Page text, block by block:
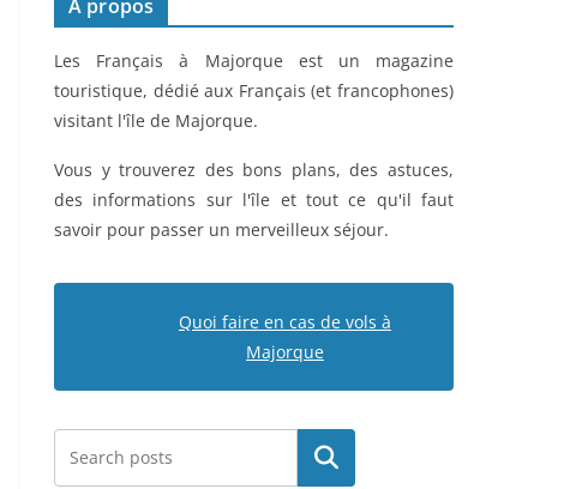
À propos
Les Français à Majorque est un magazine
touristique, dédié aux Français (et francophones)
visitant l'île de Majorque.
Vous y trouverez des bons plans, des astuces,
des informations sur l'île et tout ce qu'il faut
savoir pour passer un merveilleux séjour.
Quoi faire en cas de vols à
Majorque
Rechercher